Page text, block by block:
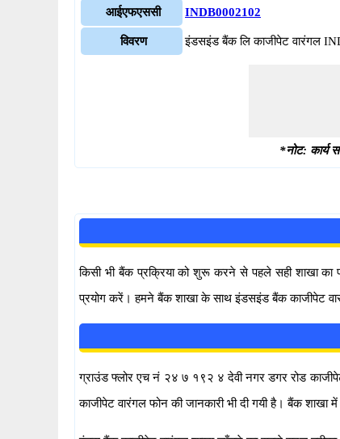
आईएफएससी INDB0002102
विवरण इंडसइंड बैंक लि काजीपेट वारंगल
*नोट: कार्य
किसी भी बैंक प्रक्रिया को शुरू करने से पहले सही शाखा का
प्रयोग करें। हमने बैंक शाखा के साथ इंडसइंड बैंक काजीपेट
ग्राउंड फ्लोर एच नं २४ ७ १९२ ४ देवी नगर डगर रोड
काजीपेट वारंगल फोन की जानकारी भी दी गयी है। बैंक